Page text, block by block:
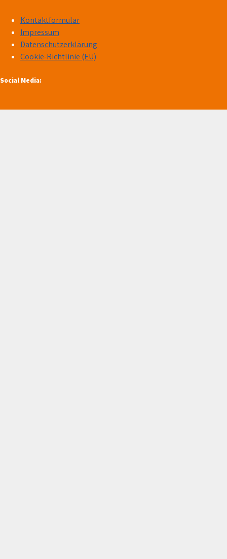
Kontaktformular
Impressum
Datenschutzerklärung
Cookie-Richtlinie (EU)
Social Media: